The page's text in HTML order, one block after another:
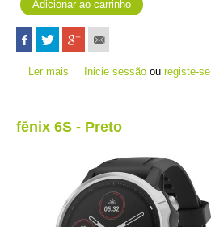
Ler mais acerca de fēnix 6S - Branco
Inicie sessão ouregiste-se
fēnix 6S - Preto